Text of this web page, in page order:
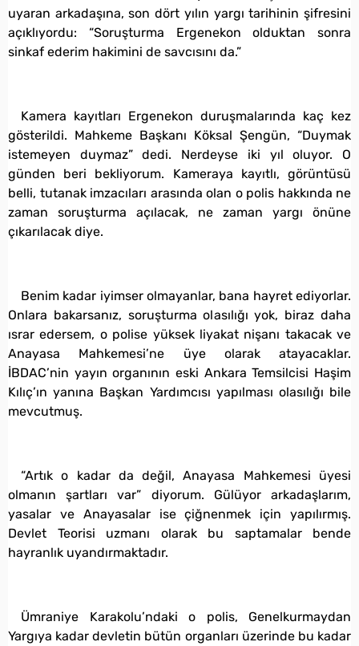
uyaran arkadaşına, son dört yılın yargı tarihinin şifresini
açıklıyordu: “Soruşturma Ergenekon olduktan sonra
sinkaf ederim hakimini de savcısını da.”
Kamera kayıtları Ergenekon duruşmalarında kaç kez
gösterildi. Mahkeme Başkanı Köksal Şengün, “Duymak
istemeyen duymaz” dedi. Nerdeyse iki yıl oluyor. O
günden beri bekliyorum. Kameraya kayıtlı, görüntüsü
belli, tutanak imzacıları arasında olan o polis hakkında ne
zaman soruşturma açılacak, ne zaman yargı önüne
çıkarılacak diye.
Benim kadar iyimser olmayanlar, bana hayret ediyorlar.
Onlara bakarsanız, soruşturma olasılığı yok, biraz daha
ısrar edersem, o polise yüksek liyakat nişanı takacak ve
Anayasa Mahkemesi’ne üye olarak atayacaklar.
İBDAC’nin yayın organının eski Ankara Temsilcisi Haşim
Kılıç’ın yanına Başkan Yardımcısı yapılması olasılığı bile
mevcutmuş.
“Artık o kadar da değil, Anayasa Mahkemesi üyesi
olmanın şartları var” diyorum. Gülüyor arkadaşlarım,
yasalar ve Anayasalar ise çiğnenmek için yapılırmış.
Devlet Teorisi uzmanı olarak bu saptamalar bende
hayranlık uyandırmaktadır.
Ümraniye Karakolu’ndaki o polis, Genelkurmaydan
Yargıya kadar devletin bütün organları üzerinde bu kadar